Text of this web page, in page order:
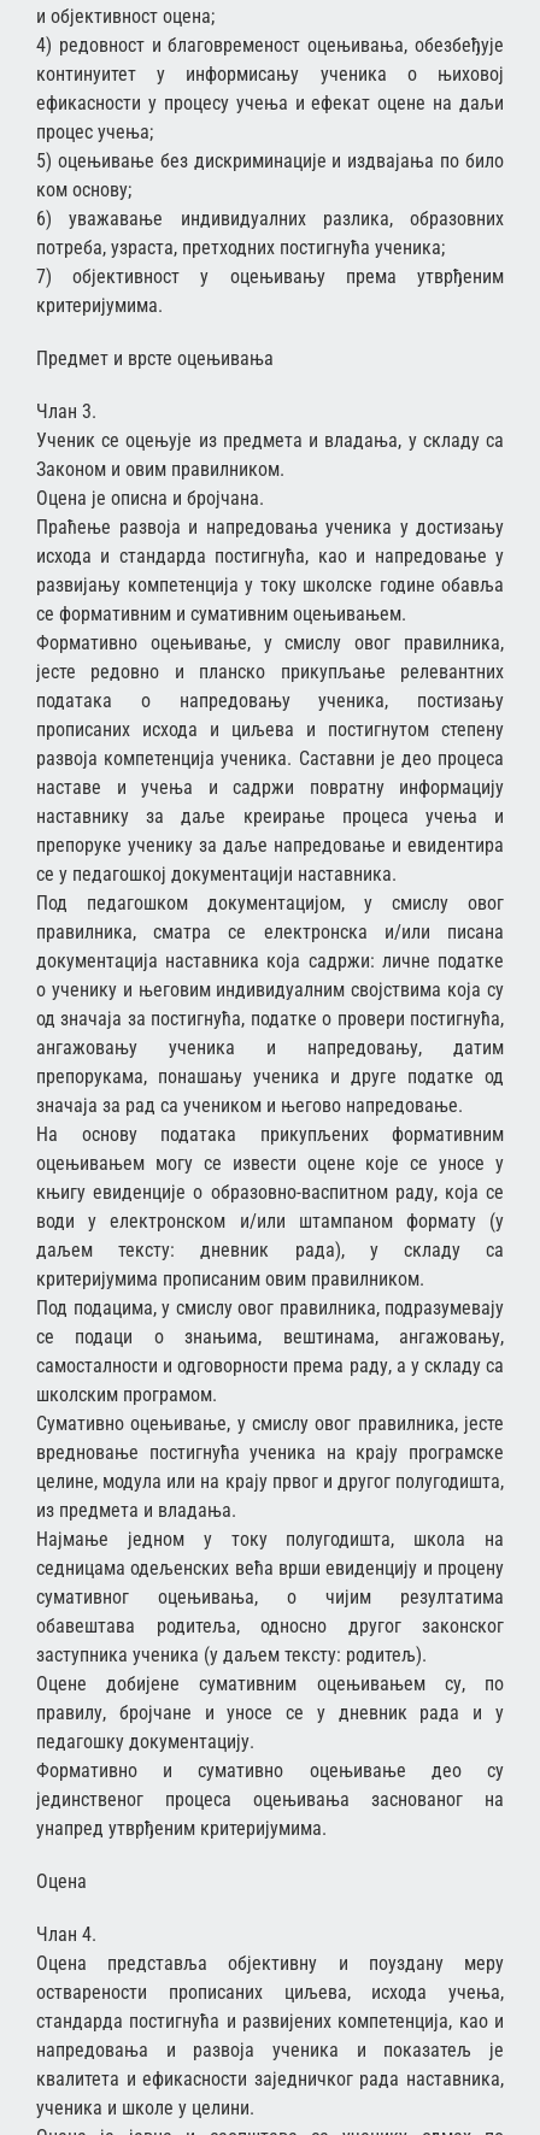
и објективност оцена;
4) редовност и благовременост оцењивања, обезбеђује
континуитет у информисању ученика о њиховој
ефикасности у процесу учења и ефекат оцене на даљи
процес учења;
5) оцењивање без дискриминације и издвајања по било
ком основу;
6) уважавање индивидуалних разлика, образовних
потреба, узраста, претходних постигнућа ученика;
7) објективност у оцењивању према утврђеним
критеријумима.
Предмет и врсте оцењивања
Члан 3.
Ученик се оцењује из предмета и владања, у складу са
Законом и овим правилником.
Оцена је описна и бројчана.
Праћење развоја и напредовања ученика у достизању
исхода и стандарда постигнућа, као и напредовање у
развијању компетенција у току школске године обавља
се формативним и сумативним оцењивањем.
Формативно оцењивање, у смислу овог правилника,
јесте редовно и планско прикупљање релевантних
података о напредовању ученика, постизању
прописаних исхода и циљева и постигнутом степену
развоја компетенција ученика. Саставни је део процеса
наставе и учења и садржи повратну информацију
наставнику за даље креирање процеса учења и
препоруке ученику за даље напредовање и евидентира
се у педагошкој документацији наставника.
Под педагошком документацијом, у смислу овог
правилника, сматра се електронска и/или писана
документација наставника која садржи: личне податке
о ученику и његовим индивидуалним својствима која су
од значаја за постигнућа, податке о провери постигнућа,
ангажовању ученика и напредовању, датим
препорукама, понашању ученика и друге податке од
значаја за рад са учеником и његово напредовање.
На основу података прикупљених формативним
оцењивањем могу се извести оцене које се уносе у
књигу евиденције о образовно-васпитном раду, која се
води у електронском и/или штампаном формату (у
даљем тексту: дневник рада), у складу са
критеријумима прописаним овим правилником.
Под подацима, у смислу овог правилника, подразумевају
се подаци о знањима, вештинама, ангажовању,
самосталности и одговорности према раду, а у складу ca
школским програмом.
Сумативно оцењивање, у смислу овог правилника, јесте
вредновање постигнућа ученика на крају програмске
целине, модула или на крају првог и другог полугодишта,
из предмета и владања.
Најмање једном у току полугодишта, школа на
седницама одељенских већа врши евиденцију и процену
сумативног оцењивања, о чијим резултатима
обавештава родитеља, односно другог законског
заступника ученика (у даљем тексту: родитељ).
Оцене добијене сумативним оцењивањем су, по
правилу, бројчане и уносе се у дневник рада и у
педагошку документацију.
Формативно и сумативно оцењивање део су
јединственог процеса оцењивања заснованог на
унапред утврђеним критеријумима.
Оцена
Члан 4.
Оцена представља објективну и поуздану меру
остварености прописаних циљева, исхода учења,
стандарда постигнућа и развијених компетенција, као и
напредовања и развоја ученика и показатељ је
квалитета и ефикасности заједничког рада наставника,
ученика и школе у целини.